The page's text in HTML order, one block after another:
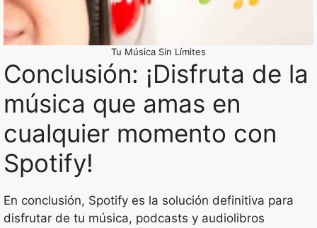
Tu Música Sin Límites
Conclusión: ¡Disfruta de la
música que amas en
cualquier momento con
Spotify!
En conclusión, Spotify es la solución definitiva para
disfrutar de tu música, podcasts y audiolibros